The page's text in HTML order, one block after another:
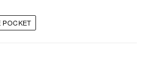
POCKET